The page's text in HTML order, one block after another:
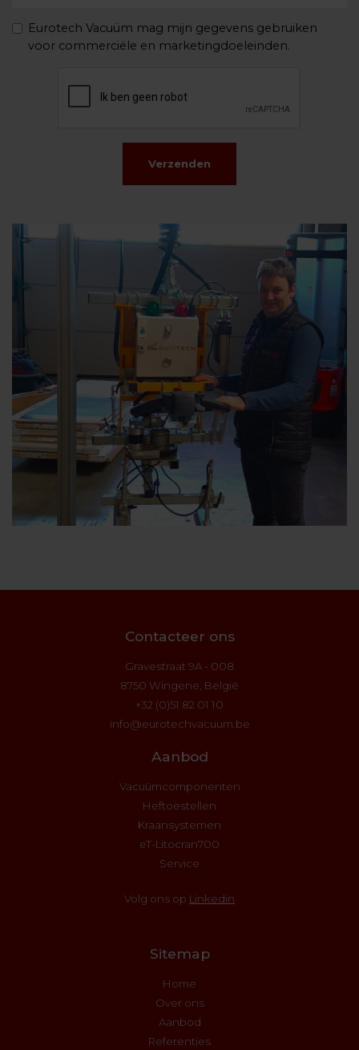
Eurotech Vacuüm mag mijn gegevens gebruiken
voor commerciële en marketingdoeleinden.
Contacteer ons
Gravestraat 9A - 008
8750 Wingene, België
+32 (0)51 82 01 10
info@eurotechvacuum.be
Aanbod
Vacuümcomponenten
Heftoestellen
Kraansystemen
eT-Litocran700
Service
Volg ons op Linkedin
Sitemap
Home
Over ons
Aanbod
Referenties